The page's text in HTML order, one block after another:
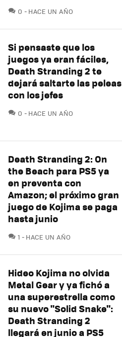
0 COMENTARIOS
HACE UN AÑO
Si pensaste que los
juegos ya eran fáciles,
Death Stranding 2 te
dejará saltarte las peleas
con los jefes
0 COMENTARIOS
HACE UN AÑO
Death Stranding 2: On
the Beach para PS5 ya
en preventa con
Amazon; el próximo gran
juego de Kojima se paga
hasta junio
1 COMENTARIOS
HACE UN AÑO
Hideo Kojima no olvida
Metal Gear y ya fichó a
una superestrella como
su nuevo "Solid Snake":
Death Stranding 2
llegará en junio a PS5